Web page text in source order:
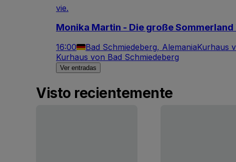
vie.
Monika Martin - Die große Sommerland
16:00 Bad Schmiedeberg, AlemaniaKurhaus
Kurhaus von Bad Schmiedeberg
Ver entradas
Visto recientemente